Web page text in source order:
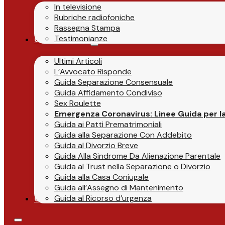
In televisione
Rubriche radiofoniche
Rassegna Stampa
Testimonianze
Guide & News
Ultimi Articoli
L’Avvocato Risponde
Guida Separazione Consensuale
Guida Affidamento Condiviso
Sex Roulette
Emergenza Coronavirus: Linee Guida per
Guida ai Patti Prematrimoniali
Guida alla Separazione Con Addebito
Guida al Divorzio Breve
Guida Alla Sindrome Da Alienazione Parentale
Guida al Trust nella Separazione o Divorzio
Guida alla Casa Coniugale
Guida all’Assegno di Mantenimento
Guida al Ricorso d’urgenza
Contatti